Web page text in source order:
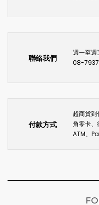
聯絡我們
週一至
08-
付款方式
超商貨
角零卡、
ATM、